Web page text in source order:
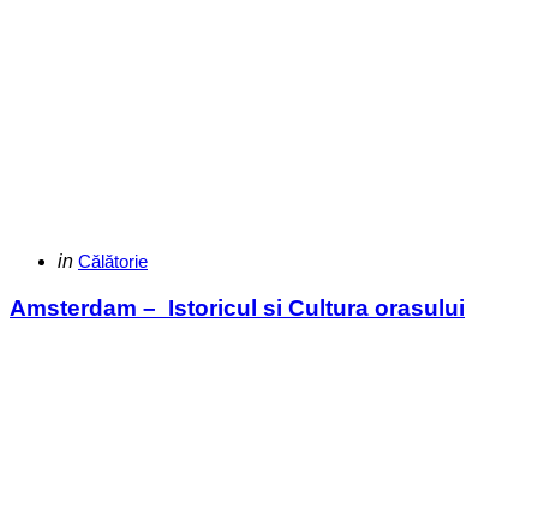
Categories
Posted
in Călătorie
Amsterdam – Istoricul si Cultura orasului